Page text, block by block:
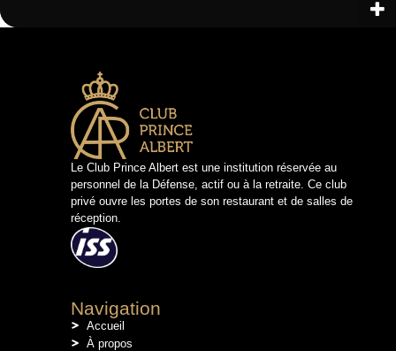
Le Club Prince Albert est une institution réservée au
personnel de la Défense, actif ou à la retraite. Ce club
privé ouvre les portes de son restaurant et de salles de
réception.
Navigation
Accueil
À propos